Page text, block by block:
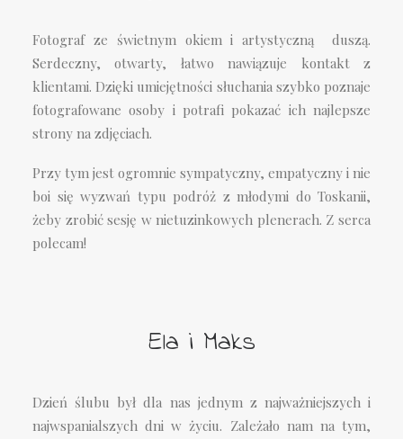
Fotograf ze świetnym okiem i artystyczną duszą.
Serdeczny, otwarty, łatwo nawiązuje kontakt z
klientami. Dzięki umiejętności słuchania szybko poznaje
fotografowane osoby i potrafi pokazać ich najlepsze
strony na zdjęciach.
Przy tym jest ogromnie sympatyczny, empatyczny i nie
boi się wyzwań typu podróż z młodymi do Toskanii,
żeby zrobić sesję w nietuzinkowych plenerach. Z serca
polecam!
Ela i Maks
Dzień ślubu był dla nas jednym z najważniejszych i
najwspanialszych dni w życiu. Zależało nam na tym,